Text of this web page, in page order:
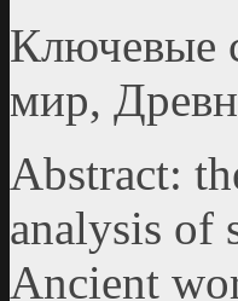
Ключевые
мир,
Abstract:
analysis of
Ancient